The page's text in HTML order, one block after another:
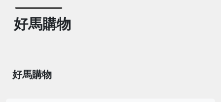
好馬購物
好馬購物